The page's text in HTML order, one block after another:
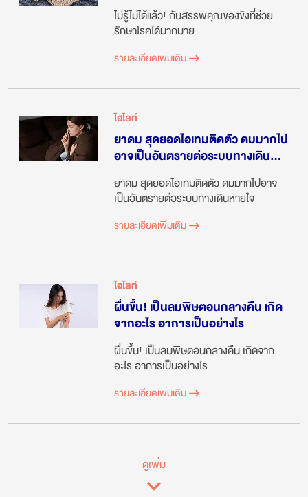
ไม่รู้ไม่ได้แล้ว! กับสรรพคุณของขิงที่ช่วย
รักษาโรคได้มากมาย
รายละเอียดเพิ่มเติม
ไฮไลท์
ยาดม สุดยอดไอเทมติดตัว ดมมากไป
อาจเป็นอันตรายต่อระบบทางเดิน
ยาดม สุดยอดไอเทมติดตัว ดมมากไปอาจ
เป็นอันตรายต่อระบบทางเดินหายใจ
รายละเอียดเพิ่มเติม
ไฮไลท์
ผื่นขึ้น! เป็นลมพิษตอนกลางคืน เกิด
จากอะไร อาการเป็นอย่างไร
ผื่นขึ้น! เป็นลมพิษตอนกลางคืน เกิดจาก
อะไร อาการเป็นอย่างไร
รายละเอียดเพิ่มเติม
ดูเพิ่ม